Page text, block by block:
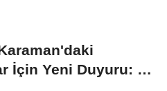
İçin Yeni Duyuru: 11